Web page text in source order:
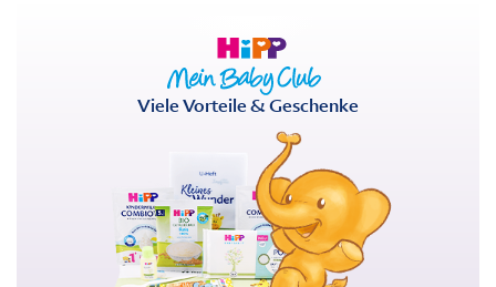
Viele Vorteile & Geschenke